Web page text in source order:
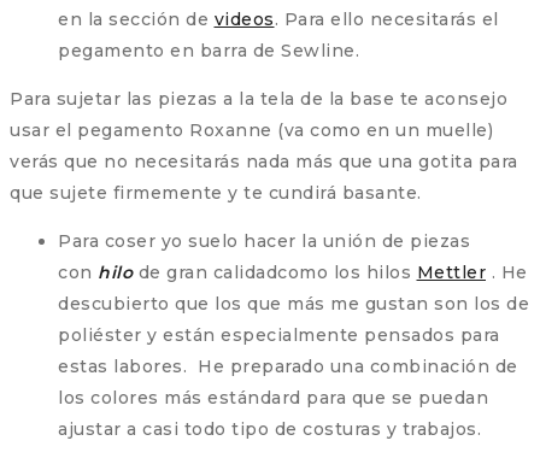
en la sección de videos. Para ello necesitarás el
pegamento en barra de Sewline.
Para sujetar las piezas a la tela de la base te aconsejo
usar el pegamento Roxanne (va como en un muelle)
verás que no necesitarás nada más que una gotita para
que sujete firmemente y te cundirá basante.
Para coser yo suelo hacer la unión de piezas
con hilo de gran calidadcomo los hilos Mettler . He
descubierto que los que más me gustan son los de
poliéster y están especialmente pensados para
estas labores. He preparado una combinación de
los colores más estándard para que se puedan
ajustar a casi todo tipo de costuras y trabajos.